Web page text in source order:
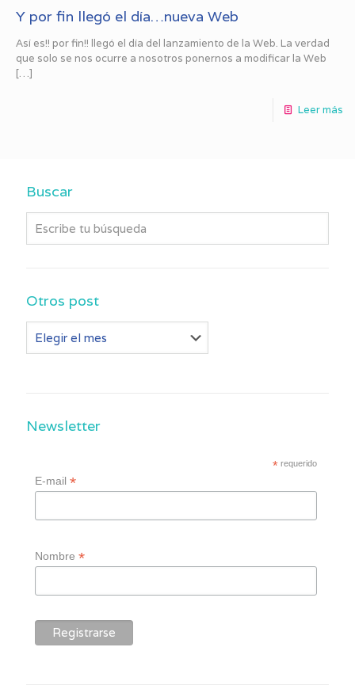
Y por fin llegó el día…nueva Web
Así es!! por fin!! llegó el día del lanzamiento de la Web. La verdad
que solo se nos ocurre a nosotros ponernos a modificar la Web
[…]
Leer más
Buscar
Otros post
post
Newsletter
* requerido
E-mail*
Nombre*